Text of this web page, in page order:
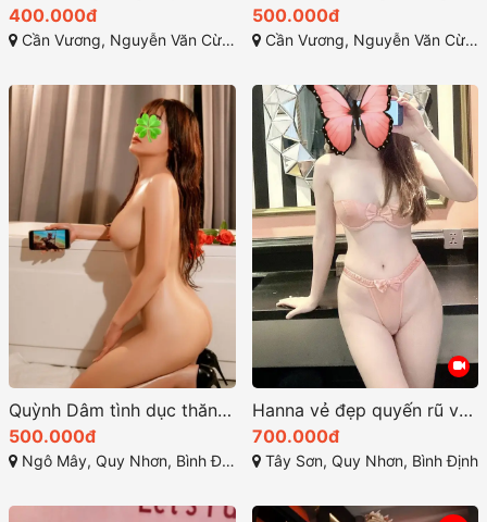
400.000đ
Cần Vương, Nguyễn Văn Cừ, Quy Nhơn, Bình Định
500.000đ
Cần Vương, Nguyễn Văn Cừ, Quy Nhơn, Bình Định
Quỳnh Dâm tình dục thăng hoa rất đáng trải nghiệm ở Quy Nhơn
500.000đ
Ngô Mây, Quy Nhơn, Bình Định
Hanna vẻ đẹp quyến rũ và thần thái sexy
700.000đ
Tây Sơn, Quy Nhơn, Bình Định